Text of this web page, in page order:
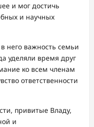
и мог достичь
и научных
него важность семьи
уделяли время друг
ко всем членам
ответственности
привитые Владу,
и